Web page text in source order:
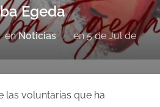
Egeda
enNoticias en5 de Jul de
las voluntarias que ha